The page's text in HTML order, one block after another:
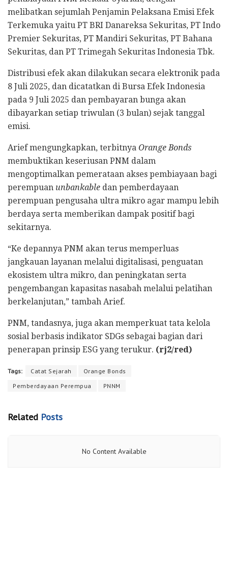
melibatkan sejumlah Penjamin Pelaksana Emisi Efek
Terkemuka yaitu PT BRI Danareksa Sekuritas, PT Indo
Premier Sekuritas, PT Mandiri Sekuritas, PT Bahana
Sekuritas, dan PT Trimegah Sekuritas Indonesia Tbk.
Distribusi efek akan dilakukan secara elektronik pada
8 Juli 2025, dan dicatatkan di Bursa Efek Indonesia
pada 9 Juli 2025 dan pembayaran bunga akan
dibayarkan setiap triwulan (3 bulan) sejak tanggal
emisi.
Arief mengungkapkan, terbitnya Orange Bonds
membuktikan keseriusan PNM dalam
mengoptimalkan pemerataan akses pembiayaan bagi
perempuan unbankable dan pemberdayaan
perempuan pengusaha ultra mikro agar mampu lebih
berdaya serta memberikan dampak positif bagi
sekitarnya.
“Ke depannya PNM akan terus memperluas
jangkauan layanan melalui digitalisasi, penguatan
ekosistem ultra mikro, dan peningkatan serta
pengembangan kapasitas nasabah melalui pelatihan
berkelanjutan,” tambah Arief.
PNM, tandasnya, juga akan memperkuat tata kelola
sosial berbasis indikator SDGs sebagai bagian dari
penerapan prinsip ESG yang terukur. (rj2/red)
Tags: Catat Sejarah
Orange Bonds
Pemberdayaan Perempua
PNNM
Related Posts
No Content Available